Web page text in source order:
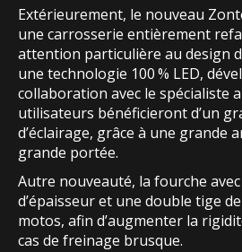
Extérieurement, le nouveau
une carrosserie entièrement
attention particulière au design
une technologie 100 % LED,
collaboration avec le spécialiste
utilisateurs bénéficieront d’un
d’éclairage, grâce à une grande
grande portée.
Autre nouveauté, la fourche
d’épaisseur et une double tige
motos, afin d’augmenter la
cas de freinage brusque.